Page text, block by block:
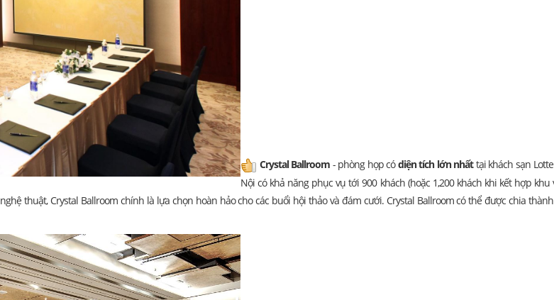
Crystal Ballroom - phòng họp códiện tích lớn nhấttại khách sạn
Nội có khả năng phục vụ tới 900 khách (hoặc 1,200 khách khi kết hợp khu
thuật, Crystal Ballroom chính là lựa chọn hoàn hảo cho các buổi hội thảo và đám cưới. Crystal Ballroom có thể được chia